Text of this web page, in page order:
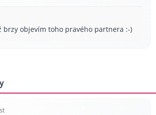
brzy objevím toho pravého partnera :-)